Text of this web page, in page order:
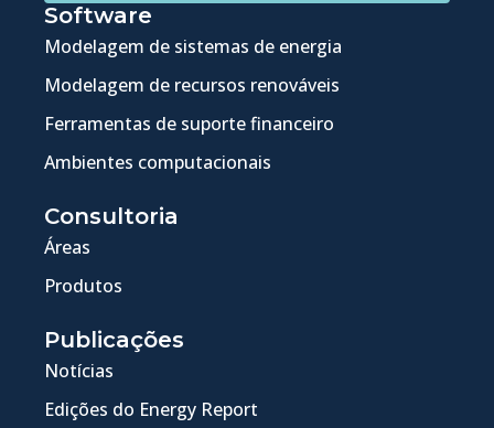
Software
Modelagem de sistemas de energia
Modelagem de recursos renováveis
Ferramentas de suporte financeiro
Ambientes computacionais
Consultoria
Áreas
Produtos
Publicações
Notícias
Edições do Energy Report